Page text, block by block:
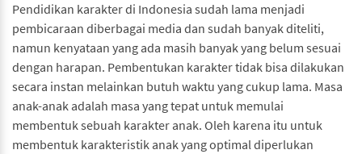
Pendidikan karakter di Indonesia sudah lama menjadi
pembicaraan diberbagai media dan sudah banyak diteliti,
namun kenyataan yang ada masih banyak yang belum sesuai
dengan harapan. Pembentukan karakter tidak bisa dilakukan
secara instan melainkan butuh waktu yang cukup lama. Masa
anak-anak adalah masa yang tepat untuk memulai
membentuk sebuah karakter anak. Oleh karena itu untuk
membentuk karakteristik anak yang optimal diperlukan